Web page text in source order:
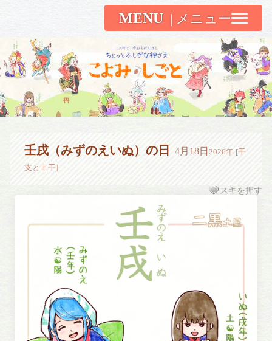
MENU
こよみしごと〔和原ハト〕
壬戌（みずのえいぬ）の日 4月18日 2026年 [干
支と十干]
スキを押す